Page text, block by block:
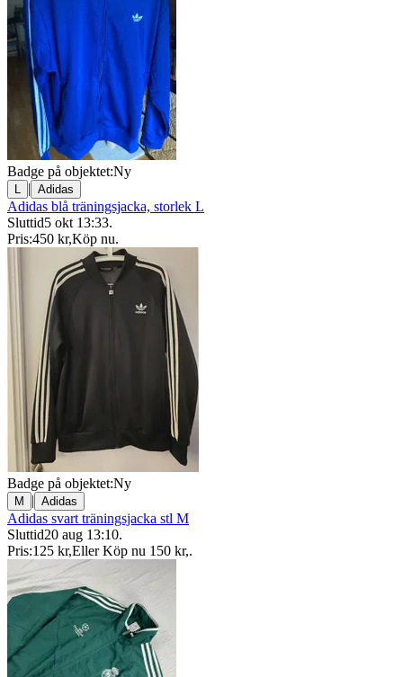
Badge på objektet:Ny
L | Adidas
Adidas blå träningsjacka, storlek L
Sluttid5 okt 13:33.
Pris:450 kr,Köp nu.
Badge på objektet:Ny
M | Adidas
Adidas svart träningsjacka stl M
Sluttid20 aug 13:10.
Pris:125 kr,Eller Köp nu 150 kr,.